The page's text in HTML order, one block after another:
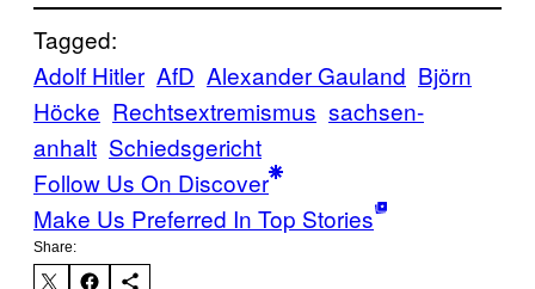
Tagged:
Adolf Hitler AfD Alexander Gauland Björn
Höcke Rechtsextremismus sachsen-
anhalt Schiedsgericht
Follow Us On Discover
Make Us Preferred In Top Stories
Share: